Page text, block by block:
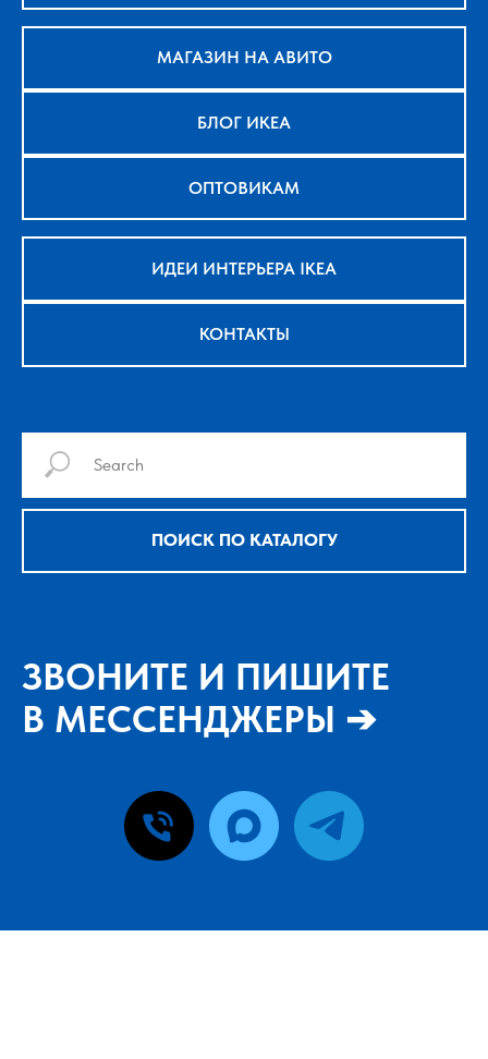
МАГАЗИН НА АВИТО
БЛОГ ИКЕА
ОПТОВИКАМ
ИДЕИ ИНТЕРЬЕРА IKEA
КОНТАКТЫ
ПОИСК ПО КАТАЛОГУ
ЗВОНИТЕ И ПИШИТЕ
В МЕССЕНДЖЕРЫ ➔